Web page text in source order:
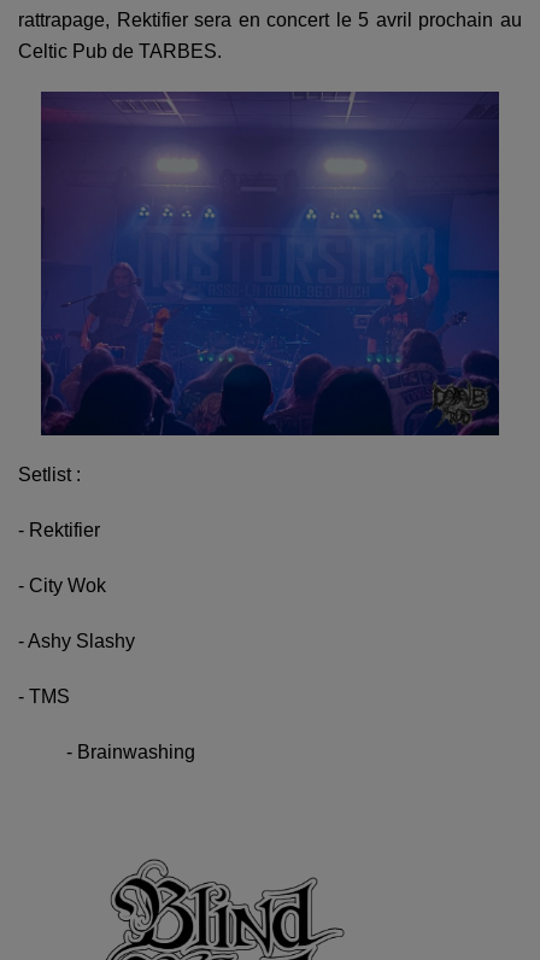
rattrapage, Rektifier sera en concert le 5 avril prochain au
Celtic Pub de TARBES.
Setlist :
- Rektifier
- City Wok
- Ashy Slashy
- TMS
- Brainwashing